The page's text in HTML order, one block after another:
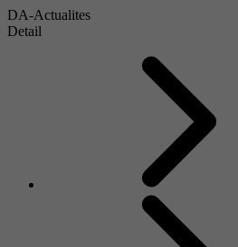
DA-Actualites
Detail